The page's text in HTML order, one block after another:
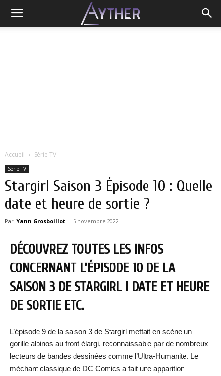
Accueil Série TV
Série TV
Stargirl Saison 3 Épisode 10 : Quelle
date et heure de sortie ?
Par Yann Grosboillot - 5 novembre 2022
DÉCOUVREZ TOUTES LES INFOS
CONCERNANT L’ÉPISODE 10 DE LA
SAISON 3 DE STARGIRL ! DATE ET HEURE
DE SORTIE ETC.
L’épisode 9 de la saison 3 de Stargirl mettait en scène un
gorille albinos au front élargi, reconnaissable par de nombreux
lecteurs de bandes dessinées comme l’Ultra-Humanite. Le
méchant classique de DC Comics a fait une apparition